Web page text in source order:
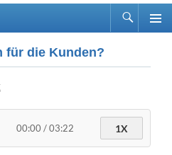
für die Kunden?
00:00 / 03:22 1X